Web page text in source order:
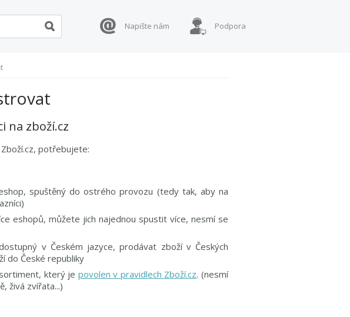
Napište nám Podpora
na zboží.cz
potřebujete:
spuštěný do ostrého provozu (tedy tak, aby na
eshopů, můžete jich najednou spustit více, nesmí se
v Českém jazyce, prodávat zboží v Českých
do České republiky
který je povolen v pravidlech Zboží.cz. (nesmí
živá zvířata...)